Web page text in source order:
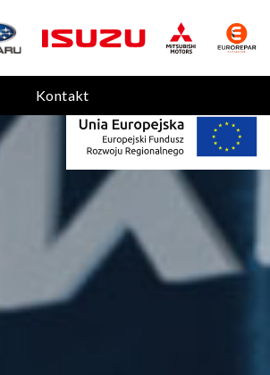
Kontakt